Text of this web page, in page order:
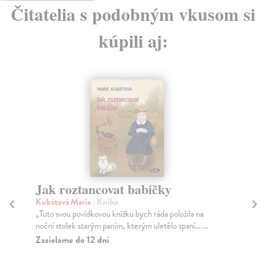
Čitatelia s podobným vkusom si
kúpili aj:
Jak roztancovat babičky
Kubátová Marie | Kniha
„Tuto svou povídkovou knížku bych ráda položila na
noční stolek starým paním, kterým uletělo spaní… ...
Zasielame do 12 dní